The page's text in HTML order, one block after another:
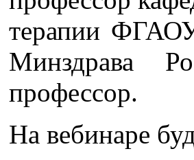
терапии
Минздрава
профессор.
На вебинаре